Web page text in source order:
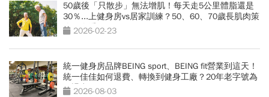
50歲後「只散步」無法增肌！每天走5公里體脂還是
30％...上健身房vs居家訓練？50、60、70歲長肌肉策
略一次看
2026-02-23
統一健身房品牌BEING sport、BEING fit營業到這天！
統一佳佳如何退費、轉換到健身工廠？20年老字號為
何退出
2026-08-03